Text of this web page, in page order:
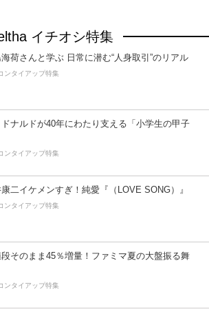
イチオシ特集
海荷さんと学ぶ 日常に潜む“人身取引”のリアル
ンタイアップ特集
ドナルドが40年にわたり支える「小学生の甲子
ンタイアップ特集
二イケメンすぎ！純愛『（LOVE SONG）』
ンタイアップ特集
段そのまま45％増量！ファミマ夏の大盤振る舞
ンタイアップ特集